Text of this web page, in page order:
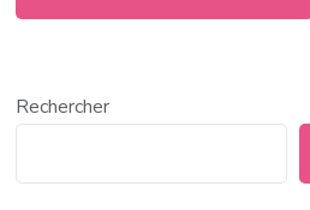
Rechercher